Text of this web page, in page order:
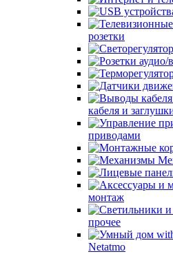
розетки
кабеля и
приводами
монтаж
прочее
Netatmo